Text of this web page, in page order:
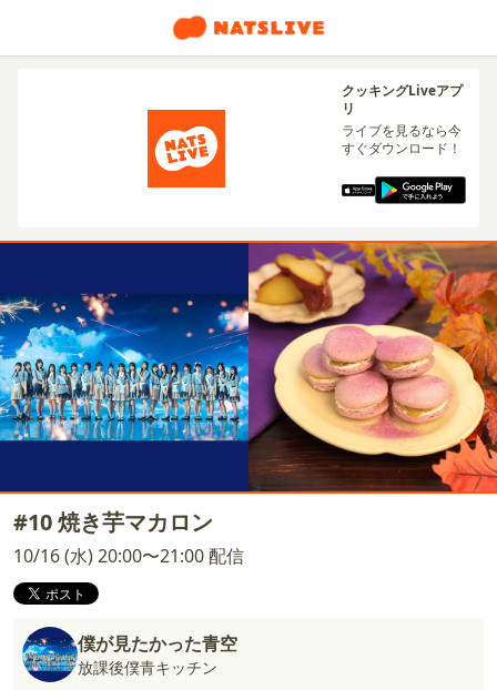
クッキングLiveアプ
リ
ライブを見るなら今
すぐダウンロード！
#10 焼き芋マカロン
10/16 (水) 20:00〜21:00 配信
僕が見たかった青空
放課後僕青キッチン